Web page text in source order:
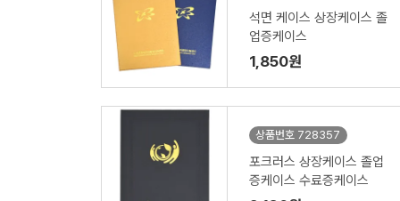
석면 케이스 상장케이스 졸
업증케이스
1,850원
상품번호 728357
포크러스 상장케이스 졸업
증케이스 수료증케이스